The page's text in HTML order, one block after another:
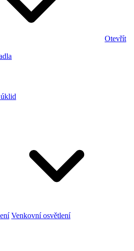
Otevřít
Venkovní osvětlení